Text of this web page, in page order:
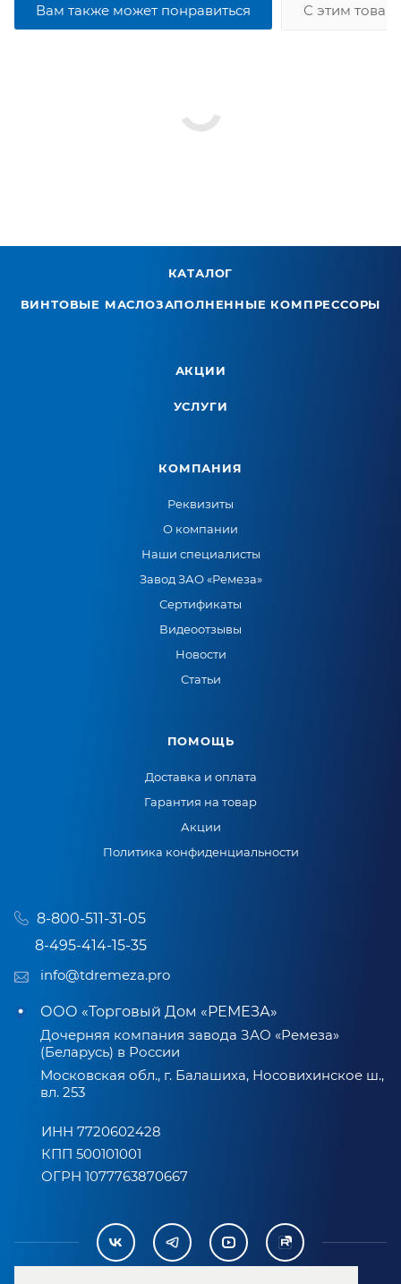
Вам также может понравиться С этим
КАТАЛОГ
ВИНТОВЫЕ МАСЛОЗАПОЛНЕННЫЕ КОМПРЕССОРЫ
АКЦИИ
УСЛУГИ
КОМПАНИЯ
Реквизиты
О компании
Наши специалисты
Завод ЗАО «Ремеза»
Сертификаты
Видеоотзывы
Новости
Статьи
ПОМОЩЬ
Доставка и оплата
Гарантия на товар
Акции
Политика конфиденциальности
8-800-511-31-05
8-495-414-15-35
info@tdremeza.pro
ООО «Торговый Дом «РЕМЕЗА»
Дочерняя компания завода ЗАО «Ремеза»
(Беларусь) в России
Московская обл., г. Балашиха, Носовихинское ш.,
вл. 253
ИНН 7720602428
КПП 500101001
ОГРН 1077763870667